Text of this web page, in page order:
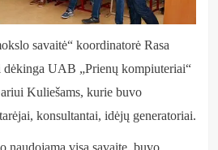
savaitė“ koordinatorė Rasa
dėkinga UAB „Prienų kompiuteriai“
Kuliešams, kurie buvo
konsultantai, idėjų generatoriai.
naudojama visą savaitę, buvo